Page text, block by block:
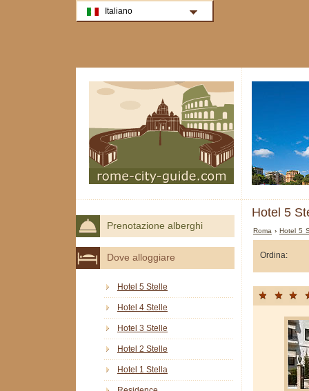
Hotel 5
Roma ›Hotel 5
Ordina:
Prenotazione alberghi
Dove alloggiare
Hotel 5 Stelle
Hotel 4 Stelle
Hotel 3 Stelle
Hotel 2 Stelle
Hotel 1 Stella
Italiano